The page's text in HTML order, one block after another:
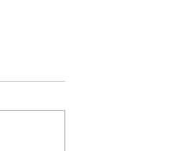
Happy end!